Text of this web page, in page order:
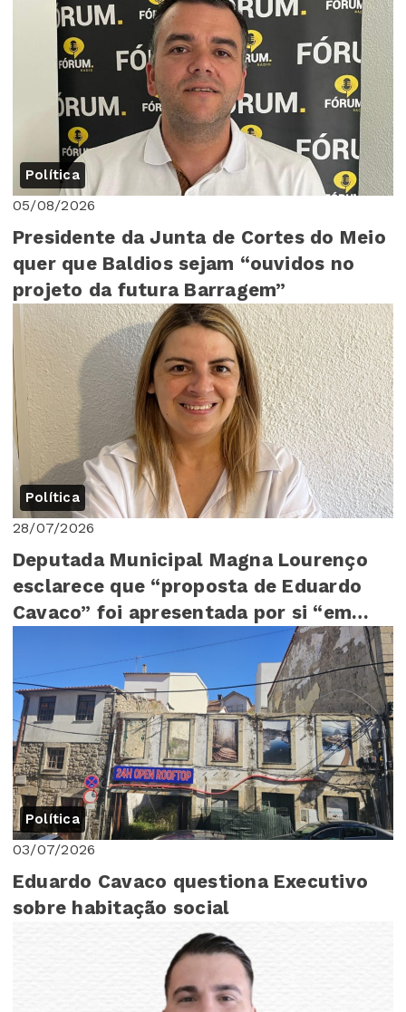
Política
05/08/2026
Presidente da Junta de Cortes do Meio
quer que Baldios sejam “ouvidos no
projeto da futura Barragem”
Política
28/07/2026
Deputada Municipal Magna Lourenço
esclarece que “proposta de Eduardo
Cavaco” foi apresentada por si “em
Política
03/07/2026
Eduardo Cavaco questiona Executivo
sobre habitação social